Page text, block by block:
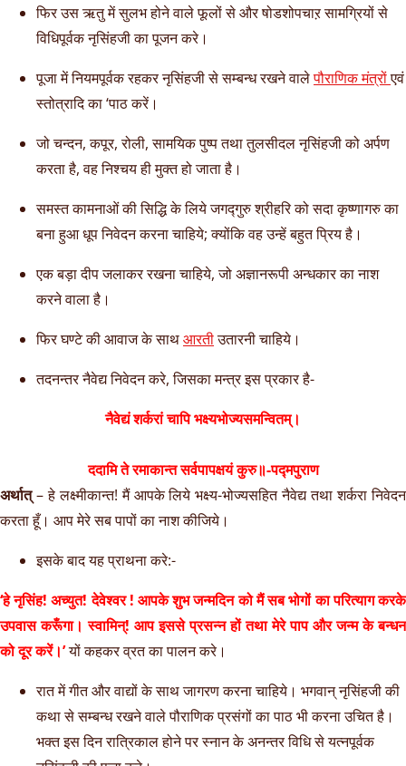
फिर उस ऋतु में सुलभ होने वाले फूलों से और षोडशोपचाऱ सामग्रियों से
विधिपूर्वक नृसिंहजी का पूजन करे।
पूजा में नियमपूर्वक रहकर नृसिंहजी से सम्बन्ध रखने वालेपौराणिक मंत्रोंएवं
स्तोत्रादि का ‘पाठ करें।
जो चन्दन, कपूर, रोली, सामयिक पुष्प तथा तुलसीदल नृसिंहजी को अर्पण
करता है, वह निश्चय ही मुक्त हो जाता है।
समस्त कामनाओं की सिद्धि के लिये जगद्गुरु श्रीहरि को सदा कृष्णागरु का
बना हुआ धूप निवेदन करना चाहिये; क्योंकि वह उन्हें बहुत प्रिय है।
एक बड़ा दीप जलाकर रखना चाहिये, जो अज्ञानरूपी अन्धकार का नाश
करने वाला है।
फिर घण्टे की आवाज के साथआरतीउतारनी चाहिये।
तदनन्तर नैवेद्य निवेदन करे, जिसका मन्त्र इस प्रकार है-
नैवेद्यं शर्करां चापि भक्ष्यभोज्यसमन्वितम्।
ददामि ते रमाकान्त सर्वपापक्षयं कुरु॥-पद्मपुराण
अर्थात्– हे लक्ष्मीकान्त! मैं आपके लिये भक्ष्य-भोज्यसहित नैवेद्य तथा शर्करा निवेदन
करता हूँ। आप मेरे सब पापों का नाश कीजिये।
इसके बाद यह प्राथना करे:-
‘हे नृसिंह! अच्युत! देवेश्वर ! आपके शुभ जन्मदिन को मैं सब भोगों का परित्याग करके
उपवास करूँगा। स्वामिन्! आप इससे प्रसन्न हों तथा मेरे पाप और जन्म के बन्धन
को दूर करें।’यों कहकर व्रत का पालन करे।
रात में गीत और वाद्यों के साथ जागरण करना चाहिये। भगवान् नृसिंहजी की
कथा से सम्बन्ध रखने वाले पौराणिक प्रसंगों का पाठ भी करना उचित है।
भक्त इस दिन रात्रिकाल होने पर स्नान के अनन्तर विधि से यत्नपूर्वक